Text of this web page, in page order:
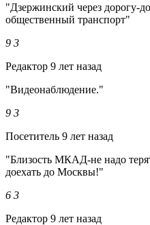
"Дзержинский через дорогу-
общественный транспорт"
9 3
Редактор 9 лет назад
"Видеонаблюдение."
9 3
Посетитель 9 лет назад
"Близость МКАД-не надо
доехать до Москвы!"
6 3
Редактор 9 лет назад